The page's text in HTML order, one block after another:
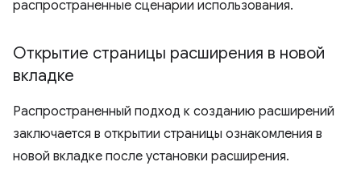
распространенные сценарии использования.
Открытие страницы расширения в новой
вкладке
Распространенный подход к созданию расширений
заключается в открытии страницы ознакомления в
новой вкладке после установки расширения.